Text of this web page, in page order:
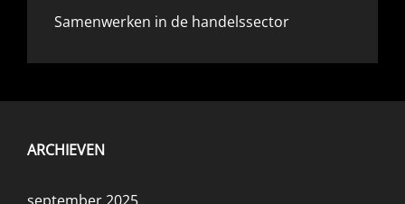
Samenwerken in de handelssector
ARCHIEVEN